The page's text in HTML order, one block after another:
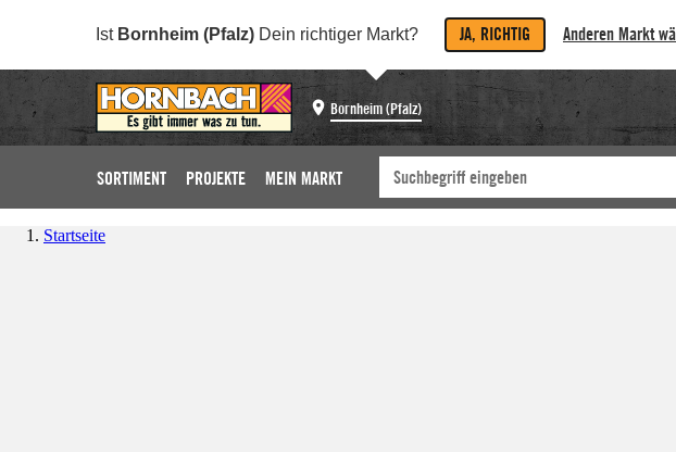
Ist Bornheim (Pfalz) Dein richtiger Markt? JA, RICHTIG Anderen Markt
Bornheim (Pfalz)
SORTIMENT PROJEKTE MEIN MARKT
Startseite